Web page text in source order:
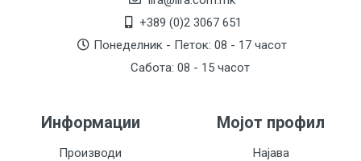
+389 (0)2 3067 651
Понеделник - Петок: 08 - 17 часот
Сабота: 08 - 15 часот
Информации
Производи
Мојот профил
Најава